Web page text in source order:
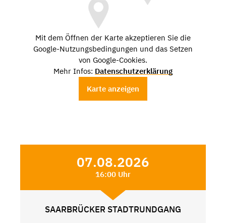
Mit dem Öffnen der Karte akzeptieren Sie die
Google-Nutzungsbedingungen und das Setzen
von Google-Cookies.
Mehr Infos: Datenschutzerklärung
Karte anzeigen
07.08.2026
16:00 Uhr
SAARBRÜCKER STADTRUNDGANG